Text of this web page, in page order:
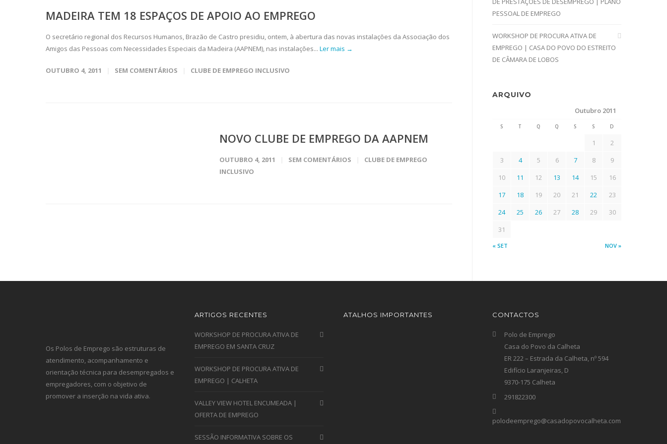
MADEIRA TEM 18 ESPAÇOS DE APOIO AO EMPREGO
O secretário regional dos Recursos Humanos, Brazão de Castro presidiu, ontem, à abertura das novas instalações da Associação dos
Amigos das Pessoas com Necessidades Especiais da Madeira (AAPNEM), nas instalações... Ler mais →
OUTUBRO 4, 2011 SEM COMENTÁRIOS CLUBE DE EMPREGO INCLUSIVO
NOVO CLUBE DE EMPREGO DA AAPNEM
OUTUBRO 4, 2011 SEM COMENTÁRIOS
CLUBE DE EMPREGO
INCLUSIVO
PESSOAL DE EMPREGO
WORKSHOP DE PROCURA ATIVA DE
EMPREGO | CASA DO POVO DO ESTREITO
DE CÂMARA DE LOBOS
ARQUIVO
Outubro 2011
S T Q Q S S D
« SET NOV »
1
2
3
4 5 6 7 8
9
10
11 12 13 14 15
16
17
18 19 20 21 22
23
24
25 26 27 28 29
30
31
Os Polos de Emprego são estruturas de
atendimento, acompanhamento e
orientação técnica para desempregados e
empregadores, com o objetivo de
promover a inserção na vida ativa.
ARTIGOS RECENTES
WORKSHOP DE PROCURA ATIVA DE
EMPREGO EM SANTA CRUZ
WORKSHOP DE PROCURA ATIVA DE
EMPREGO | CALHETA
VALLEY VIEW HOTEL ENCUMEADA |
OFERTA DE EMPREGO
SESSÃO INFORMATIVA SOBRE OS
ATALHOS IMPORTANTES CONTACTOS
Polo de Emprego
Casa do Povo da Calheta
ER 222 – Estrada da Calheta, nº 594
Edifício Laranjeiras, D
9370-175 Calheta
291822300
polodeemprego@casadopovocalheta.com